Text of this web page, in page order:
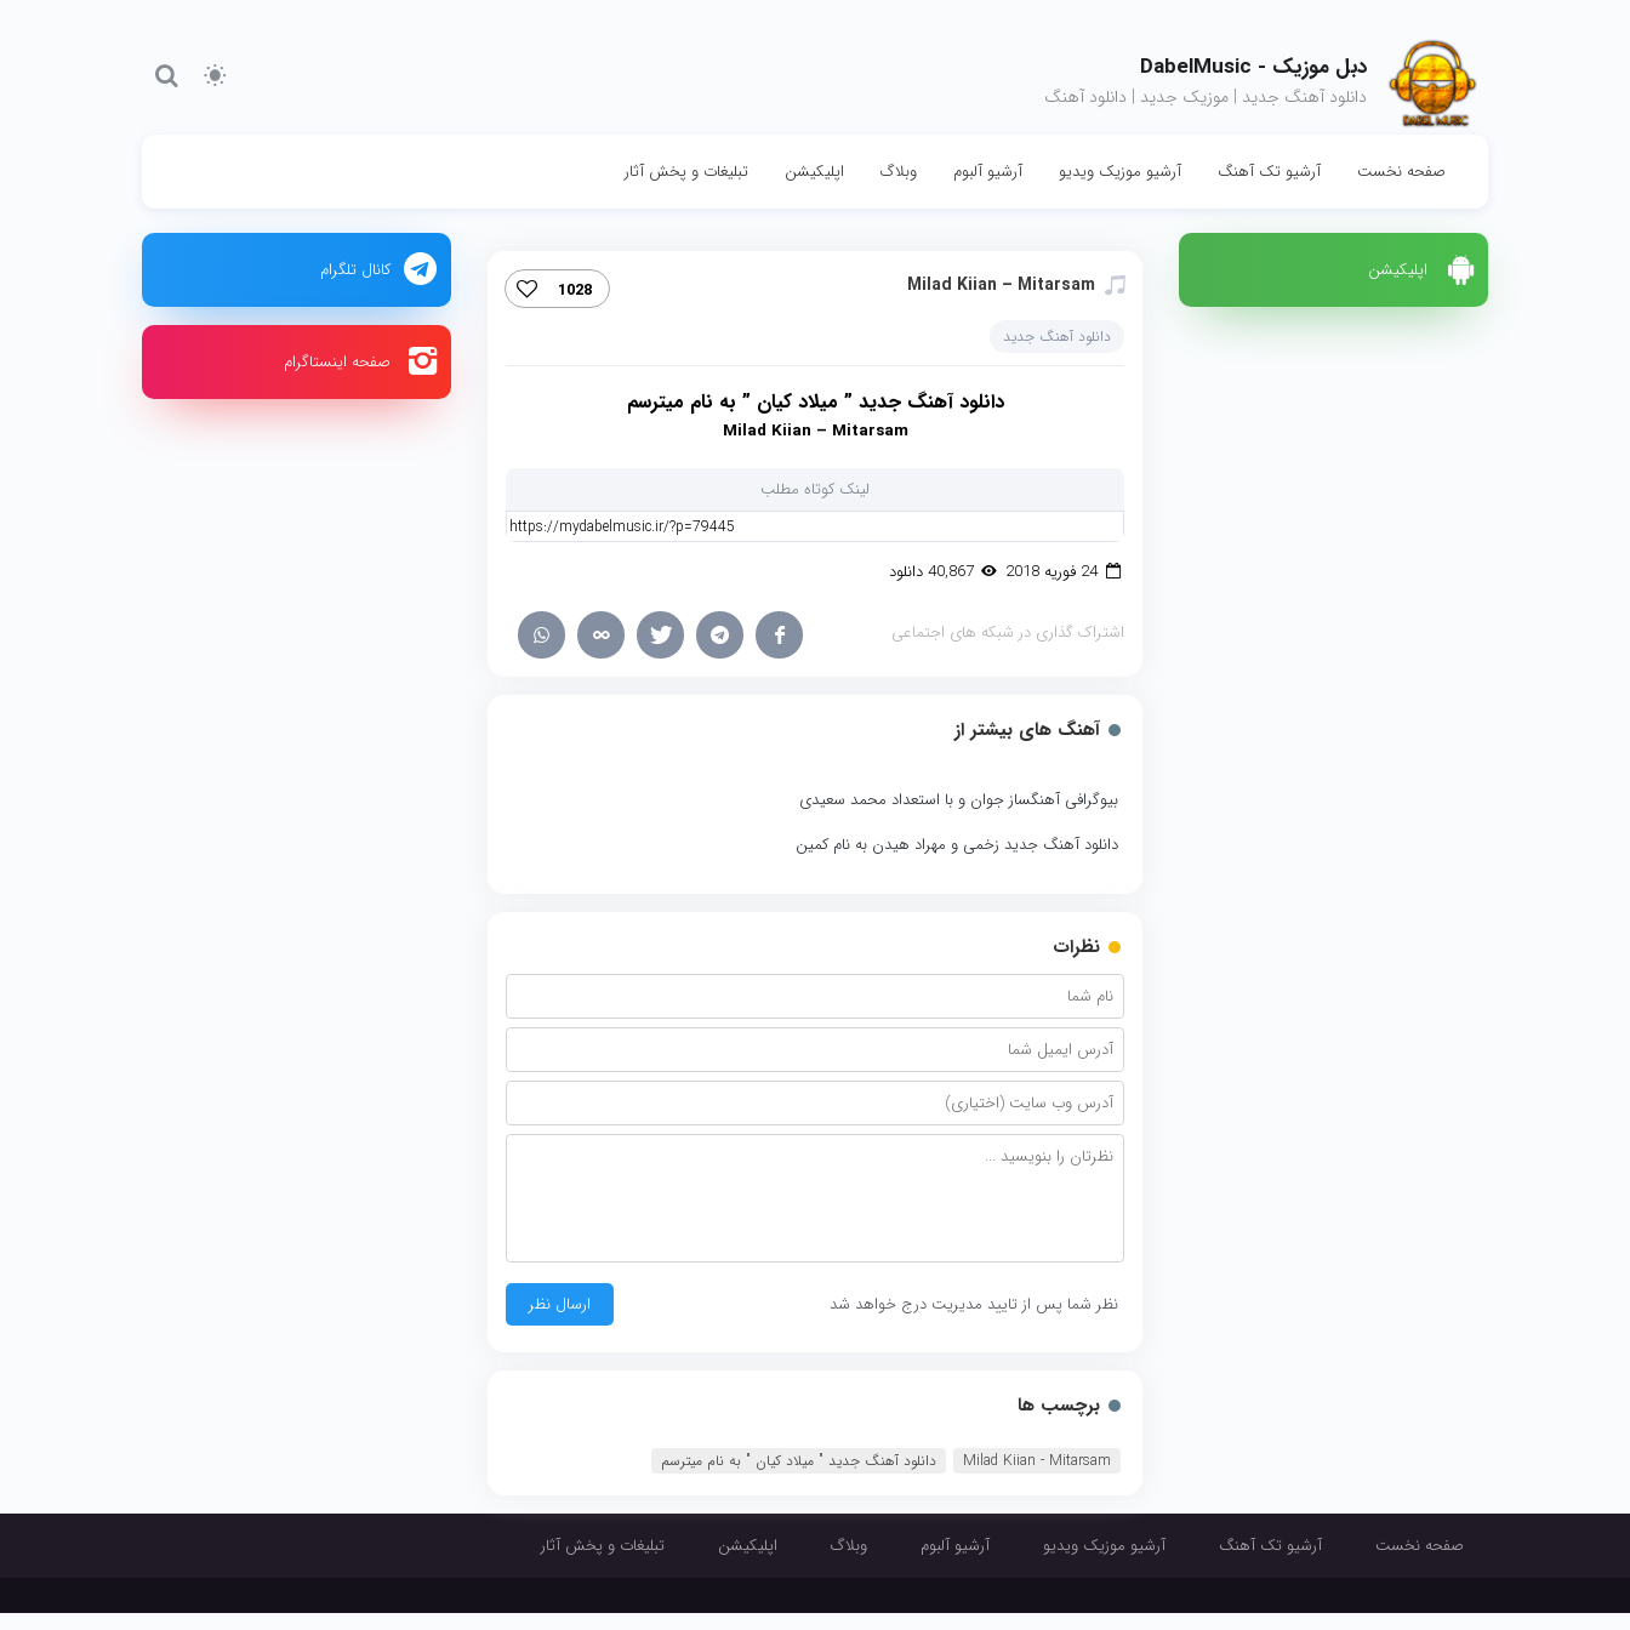
دبل موزیک - DabelMusic
دانلود آهنگ جدید | موزیک جدید | دانلود آهنگ
صفحه نخست آرشیو تک آهنگ آرشیو موزیک ویدیو آرشیو آلبوم وبلاگ اپلیکیشن تبلیغات و پخش آثار
اپلیکیشن
Milad Kiian – Mitarsam‏
1028
دانلود آهنگ جدید
دانلود آهنگ جدید ” میلاد کیان ” به نام میترسم
Milad Kiian – Mitarsam
لینک کوتاه مطلب
24 فوریه 2018 40,867 دانلود
اشتراک گذاری در شبکه های اجتماعی
آهنگ های بیشتر از
بیوگرافی آهنگساز جوان و با استعداد محمد سعیدی
دانلود آهنگ جدید زخمی و مهراد هیدن به نام کمین
نظرات
نظر شما پس از تایید مدیریت درج خواهد شد
برچسب ها
Milad Kiian - Mitarsam‏ دانلود آهنگ جديد " میلاد کیان " به نام میترسم
کانال تلگرام
صفحه اینستاگرام
صفحه نخست آرشیو تک آهنگ آرشیو موزیک ویدیو آرشیو آلبوم وبلاگ اپلیکیشن تبلیغات و پخش آثار